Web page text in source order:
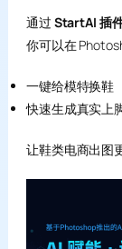
通过 StartAI 插
你可以在
一键给模特换鞋
快速生成真实上
让鞋类电商出图